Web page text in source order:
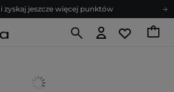
zyskaj jeszcze więcej punktów
na newsletter pełen porad
i zyskaj jeszcze więcej punktów